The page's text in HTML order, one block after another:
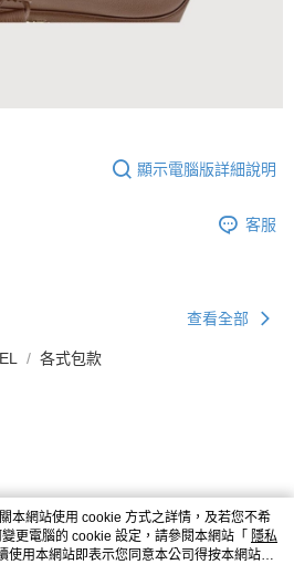
顯示電腦版詳細說明
客服
查看全部
各式包款
本網站使用 cookie 方式之詳情，及若您不希
更電腦的 cookie 設定，請參閱本網站「 隱私
使用本網站即表示您同意本公司得按本網站使